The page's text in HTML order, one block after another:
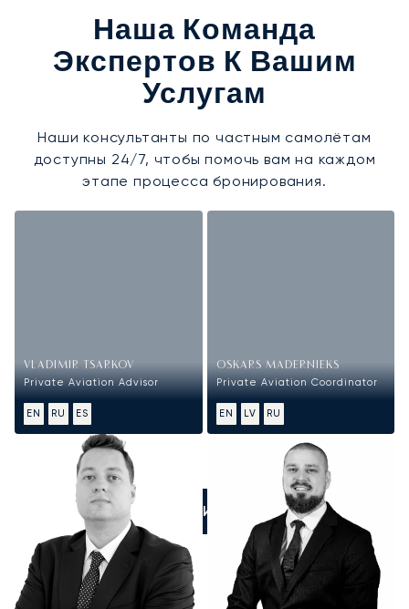
Наша Команда
Экспертов К Вашим
Услугам
Наши консультанты по частным самолётам
доступны 24/7, чтобы помочь вам на каждом
этапе процесса бронирования.
VLADIMIR TSARKOV
Private Aviation Advisor
EN RU ES
OSKARS MADERNIEKS
Private Aviation Coordinator
EN LV RU
ПОЗВОНИТЕ НАМ